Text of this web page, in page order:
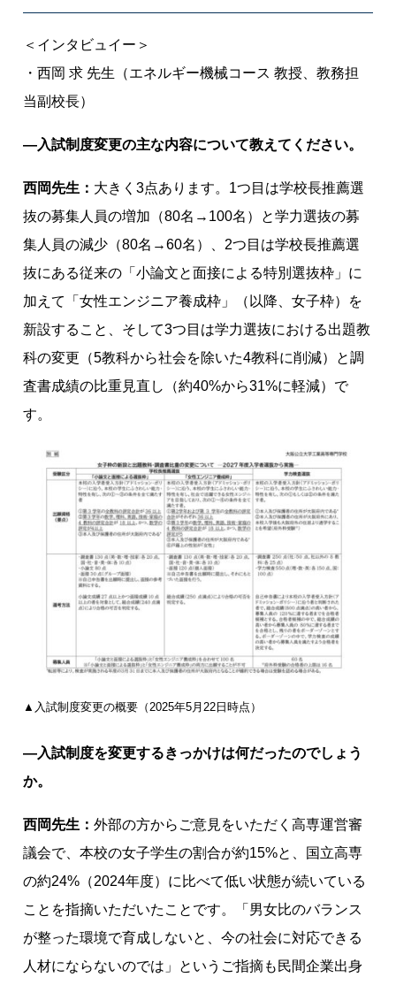
連
携
女
子
生
活
躍
か
ら
校
の
教
タ
＜インタビュイー＞
・西岡 求 先生（エネルギー機械コース 教授、教務担
当副校長）
―入試制度変更の主な内容について教えてください。
西岡先生： 大きく3点あります。1つ目は学校長推薦選
抜の募集人員の増加（80名→100名）と学力選抜の募
集人員の減少（80名→60名）、2つ目は学校長推薦選
抜にある従来の「小論文と面接による特別選抜枠」に
加えて「女性エンジニア養成枠」（以降、女子枠）を
新設すること、そして3つ目は学力選抜における出題教
科の変更（5教科から社会を除いた4教科に削減）と調
査書成績の比重見直し（約40%から31%に軽減）で
す。
▲入試制度変更の概要（2025年5月22日時点）
―入試制度を変更するきっかけは何だったのでしょう
か。
西岡先生：外部の方からご意見をいただく高専運営審
議会で、本校の女子学生の割合が約15%と、国立高専
の約24%（2024年度）に比べて低い状態が続いている
ことを指摘いただいたことです。「男女比のバランス
が整った環境で育成しないと、今の社会に対応できる
人材にならないのでは」というご指摘も民間企業出身